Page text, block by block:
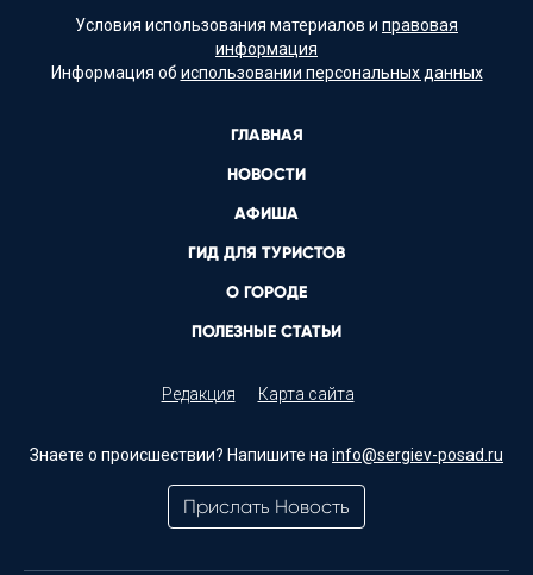
Условия использования материалов и правовая
информация
Информация об использовании персональных данных
ГЛАВНАЯ
НОВОСТИ
АФИША
ГИД ДЛЯ ТУРИСТОВ
О ГОРОДЕ
ПОЛЕЗНЫЕ СТАТЬИ
Редакция Карта сайта
Знаете о происшествии? Напишите на info@sergiev-posad.ru
Прислать Новость